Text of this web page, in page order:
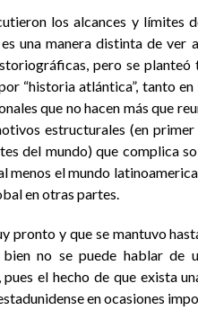
los alcances y límites
una manera distinta de
pero se
“historia atlántica”, tanto
que no hacen más que
estructurales (en
del mundo) que complica
menos el mundo
en otras partes.
pronto y que se mantuvo
no se puede hablar de
el hecho de que exista
en ocasiones